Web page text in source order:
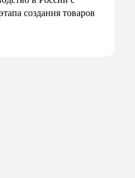
создания товаров